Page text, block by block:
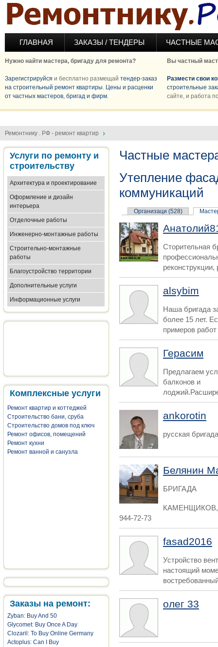
Перейти к основному содержанию
ГЛАВНАЯ ЗАКАЗЫ / ТЕНДЕРЫ ЧАСТНЫЕ
Нужно найти мастера, бригаду для ремонта?
Зарегистрируйся и бесплатно размещай тендер-заказ
на строительный ремонт квартиры. Цены и расценки
от частных мастеров, бригад и фирм.
Вы частный
Размести свои
строительные
сайте, и работа
Ремонтнику . РФ - ремонт квартир
Услуги по ремонту и
строительству
Архитектура и проектирование
Оформление и дизайн
интерьера
Отделочные работы
Инженерно-монтажные работы
Строительно-монтажные
работы
Благоустройство территории
Дополнительные услуги
Информационные услуги
Комплексные услуги
Ремонт квартир и коттеджей
Строительство бани, сруба
Строительство домов под ключ
Ремонт офисов, помещений
Ремонт кухни
Ремонт ванной и санузла
Заказы на ремонт:
Zyban: Buy And 50
Glycomet: Buy Once A Day
Clozaril: To Buy Online Germany
Actoplus: Can I Buy
Частные
Утепление
коммуникаций
Организаци (528)
Сторительная
реконструкции,
alsybim
Наша бригада
более 15 лет.
примеров работ
Герасим
Предлагаем
балконов и
ankorotin
русская
Белянин
БРИГАДА
944-72-73
fasad2016
Устройство
настоящий
олег 33